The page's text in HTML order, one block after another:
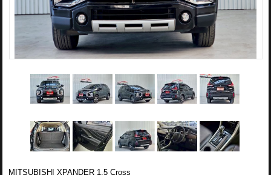
MITSUBISHI XPANDER 1.5 Cross